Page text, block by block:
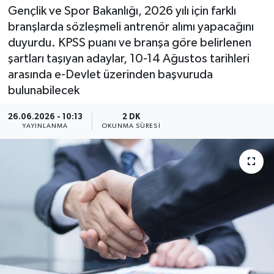
Gençlik ve Spor Bakanlığı, 2026 yılı için farklı
branşlarda sözleşmeli antrenör alımı yapacağını
duyurdu. KPSS puanı ve branşa göre belirlenen
şartları taşıyan adaylar, 10-14 Ağustos tarihleri
arasında e-Devlet üzerinden başvuruda
bulunabilecek
26.06.2026 - 10:13
YAYINLANMA
2 DK
OKUNMA SÜRESI
EKONOMİ
KÜLTÜR - SANAT
SPOR
SİYASET
SAĞLIK
DÜNYA
EĞİTİM
TURİZM
RÖPORTAJ
Süper Lig Puan Durumu ve Fikstür
Tüm Manşetler
Son Dakika Haberleri
Haber Arşivi